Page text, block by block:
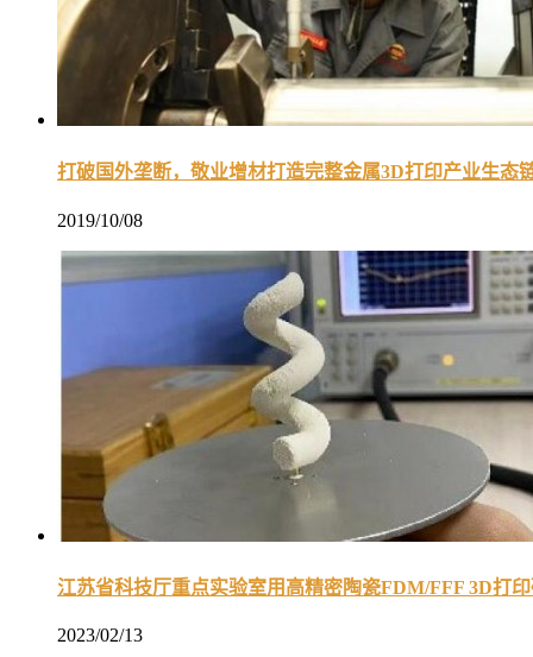
打破国外垄断，敬业增材打造完整金属3D打印产业生态
2019/10/08
江苏省科技厅重点实验室用高精密陶瓷FDM/FFF 3D打
2023/02/13